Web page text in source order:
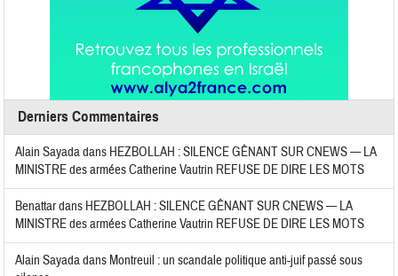
Derniers Commentaires
Alain Sayadadans HEZBOLLAH : SILENCE GÊNANT SUR CNEWS — LA
MINISTRE des armées Catherine Vautrin REFUSE DE DIRE LES MOTS
Benattardans HEZBOLLAH : SILENCE GÊNANT SUR CNEWS — LA
MINISTRE des armées Catherine Vautrin REFUSE DE DIRE LES MOTS
Alain Sayadadans Montreuil : un scandale politique anti-juif passé sous